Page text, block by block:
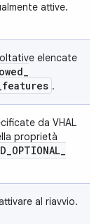
attive.
elencate
_
features .
da VHAL
proprietà
_OPTIONAL_
al riavvio.